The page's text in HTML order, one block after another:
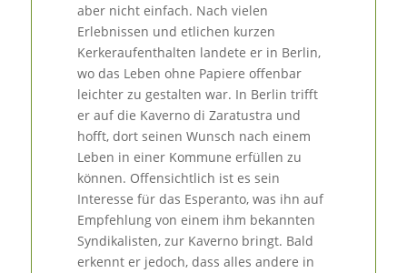
aber nicht einfach. Nach vielen
Erlebnissen und etlichen kurzen
Kerkeraufenthalten landete er in Berlin,
wo das Leben ohne Papiere offenbar
leichter zu gestalten war. In Berlin trifft
er auf die Kaverno di Zaratustra und
hofft, dort seinen Wunsch nach einem
Leben in einer Kommune erfüllen zu
können. Offensichtlich ist es sein
Interesse für das Esperanto, was ihn auf
Empfehlung von einem ihm bekannten
Syndikalisten, zur Kaverno bringt. Bald
erkennt er jedoch, dass alles andere in